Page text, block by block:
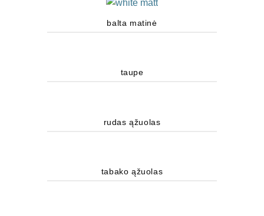
balta matinė
taupe
rudas ąžuolas
tabako ąžuolas